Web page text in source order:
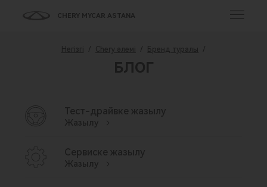
CHERY MYCAR ASTANA
Негізгі / Chery әлемі / Бренд туралы /
БЛОГ
Тест-драйвке жазылу
Жазылу
Сервиске жазылу
Жазылу